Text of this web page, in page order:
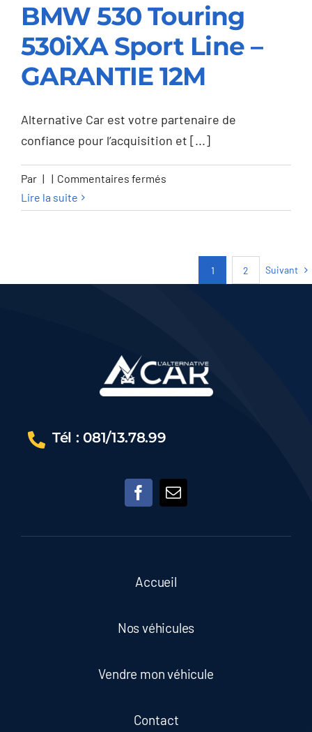
BMW 530 Touring
GARANTIE 12M
BMW 530 Touring
530iXA Sport Line –
GARANTIE 12M
Alternative Car est votre partenaire de
confiance pour l’acquisition et [...]
Par | | Commentaires fermés
530
530iXA
Lire la suite
1 2 Suivant
Tél : 081/13.78.99
Accueil
Nos véhicules
Vendre mon véhicule
Contact